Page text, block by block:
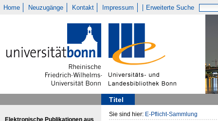
Home Neuzugänge Kontakt Impressum Erweiterte Suche
Titel
Elektronische Publikationen aus
Sie sind hier: E-Pflicht-Sammlung